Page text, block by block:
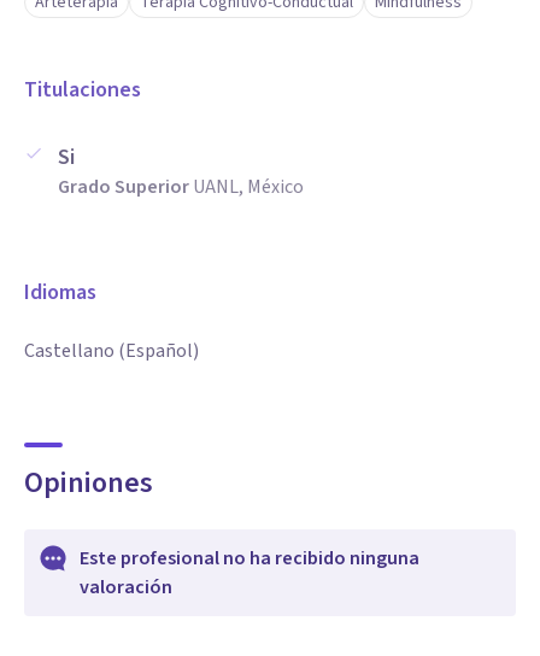
Titulaciones
Si
Grado SuperiorUANL, México
Idiomas
Castellano (Español)
Opiniones
Este profesional no ha recibido ninguna
valoración